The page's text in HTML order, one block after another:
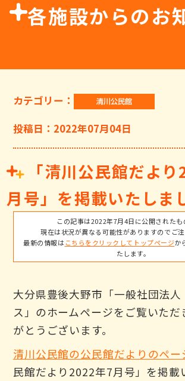
各施設からのお
カテゴリー：
投稿日：2022年07月04日
「清川公民館だよ
月号」を掲載いたしま
この記事は2022年7月4日に公開されたも
現在は状況が異なる可能性がありますのでご注
最新の情報は こちらをクリックしてトップページか
たします。
大分県豊後大野市「一般社団法人
ス」のホームページをご覧いただ
がとうございます。
清川公民館の公民館だよりのペー
民館だより2022年7月号」を掲載